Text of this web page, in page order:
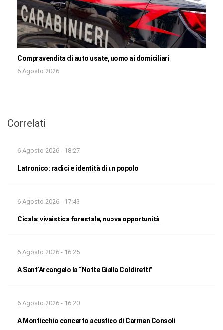
Compravendita di auto usate, uomo ai domiciliari
6 Agosto 2026
Correlati
6 Agosto 2026 - 18:27
Latronico: radici e identità di un popolo
6 Agosto 2026 - 17:43
Cicala: vivaistica forestale, nuova opportunità
6 Agosto 2026 - 16:25
A Sant’Arcangelo la “Notte Gialla Coldiretti”
6 Agosto 2026 - 16:20
A Monticchio concerto acustico di Carmen Consoli